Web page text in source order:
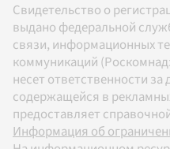
Свидетельство о
выдано федеральной
связи, информационных
коммуникаций
несет ответственности
содержащейся в
предоставляет
Информация об